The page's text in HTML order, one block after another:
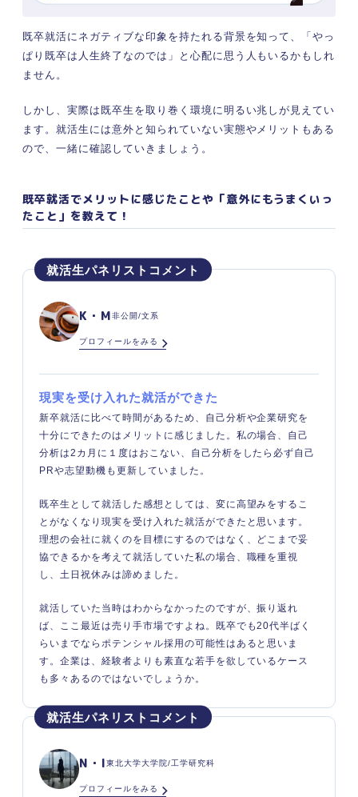
既卒就活にネガティブな印象を持たれる背景を知って、「やっ
ぱり既卒は人生終了なのでは」と心配に思う人もいるかもしれ
ません。
しかし、実際は既卒生を取り巻く環境に明るい兆しが見えてい
ます。就活生には意外と知られていない実態やメリットもある
ので、一緒に確認していきましょう。
既卒就活でメリットに感じたことや「意外にもうまくいっ
たこと」を教えて！
K・M非公開/文系
プロフィールをみる
現実を受け入れた就活ができた
新卒就活に比べて時間があるため、自己分析や企業研究を
十分にできたのはメリットに感じました。私の場合、自己
分析は2カ月に１度はおこない、自己分析をしたら必ず自己
PRや志望動機も更新していました。
既卒生として就活した感想としては、変に高望みをするこ
とがなくなり現実を受け入れた就活ができたと思います。
理想の会社に就くのを目標にするのではなく、どこまで妥
協できるかを考えて就活していた私の場合、職種を重視
し、土日祝休みは諦めました。
就活していた当時はわからなかったのですが、振り返れ
ば、ここ最近は売り手市場ですよね。既卒でも20代半ばく
らいまでならポテンシャル採用の可能性はあると思いま
す。企業は、経験者よりも素直な若手を欲しているケース
も多々あるのではないでしょうか。
N・I東北大学大学院/工学研究科
プロフィールをみる